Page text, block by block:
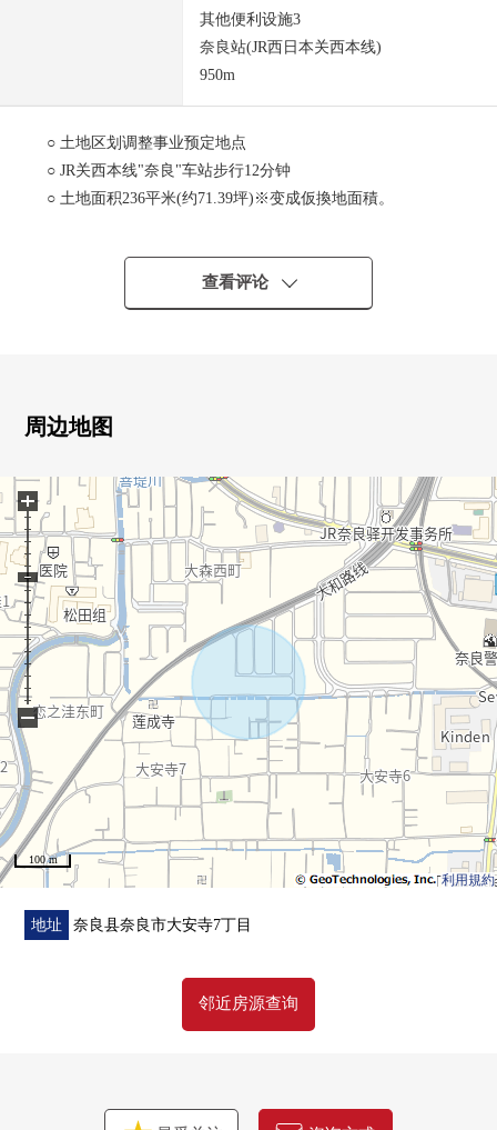
其他便利设施3
奈良站(JR西日本关西本线)
950m
○ 土地区划调整事业预定地点
○ JR关西本线"奈良"车站步行12分钟
○ 土地面积236平米(约71.39坪)※变成仮換地面積。
○ 因为在建筑包含条件土地，没有所以，
能在喜欢的House厂商，建筑公司建造。
查看评论
周边地图
利用規約
100 m
+
−
地址 奈良县奈良市大安寺7丁目
邻近房源查询